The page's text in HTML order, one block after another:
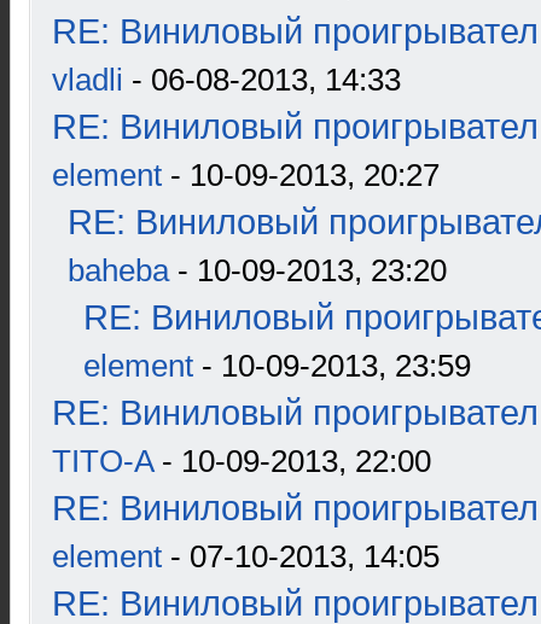
RE: Виниловый
vladli - 06-08-2013, 14:33
RE: Виниловый
element - 10-09-2013, 20:27
RE: Виниловый
baheba- 10-09-2013, 23:20
RE: Виниловый
element - 10-09-2013, 23:59
RE: Виниловый
TITO-A- 10-09-2013, 22:00
RE: Виниловый
element - 07-10-2013, 14:05
RE: Виниловый